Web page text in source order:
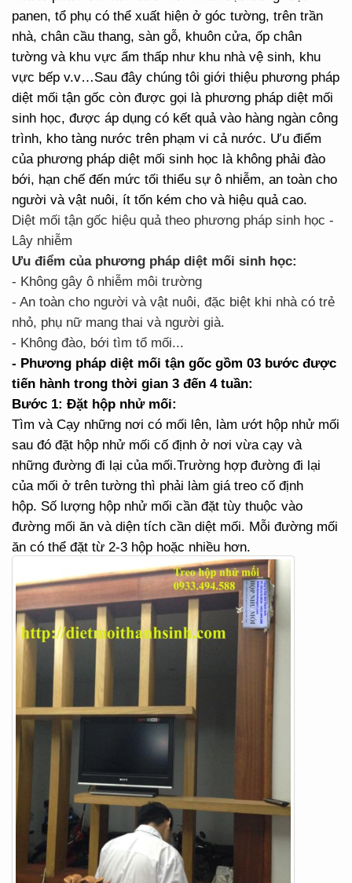
panen, tổ phụ có thể xuất hiện ở góc tường, trên trần
nhà, chân cầu thang, sàn gỗ, khuôn cửa, ốp chân
tường và khu vực ẩm thấp như khu nhà vệ sinh, khu
vực bếp v.v…Sau đây chúng tôi giới thiệu phương pháp
diệt mối tận gốc còn được gọi là phương pháp diệt mối
sinh học, được áp dụng có kết quả vào hàng ngàn công
trình, kho tàng nước trên phạm vi cả nước. Ưu điểm
của phương pháp diệt mối sinh học là không phải đào
bới, hạn chế đến mức tối thiểu sự ô nhiễm, an toàn cho
người và vật nuôi, ít tốn kém cho và hiệu quả cao.
Diệt mối tận gốc hiệu quả theo phương pháp sinh học -
Lây nhiễm
Ưu điểm của phương pháp diệt mối sinh học:
- Không gây ô nhiễm môi trường
- An toàn cho người và vật nuôi, đặc biệt khi nhà có trẻ
nhỏ, phụ nữ mang thai và người già.
- Không đào, bới tìm tổ mối...
- Phương pháp diệt mối tận gốc gồm 03 bước được
tiến hành trong thời gian 3 đến 4 tuần:
Bước 1: Đặt hộp nhử mối:
Tìm và Cạy những nơi có mối lên, làm ướt hộp nhử mối
sau đó đặt hộp nhử mối cố định ở nơi vừa cạy và
những đường đi lại của mối.Trường hợp đường đi lại
của mối ở trên tường thì phải làm giá treo cố định
hộp. Số lượng hộp nhử mối cần đặt tùy thuộc vào
đường mối ăn và diện tích cần diệt mối. Mỗi đường mối
ăn có thể đặt từ 2-3 hộp hoặc nhiều hơn.